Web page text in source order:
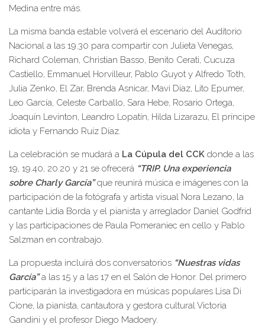
Medina entre más.
La misma banda estable volverá el escenario del Auditorio
Nacional a las 19.30 para compartir con Julieta Venegas,
Richard Coleman, Christian Basso, Benito Cerati, Cucuza
Castiello, Emmanuel Horvilleur, Pablo Guyot y Alfredo Toth,
Julia Zenko, El Zar, Brenda Asnicar, Mavi Díaz, Lito Epumer,
Leo García, Celeste Carballo, Sara Hebe, Rosario Ortega,
Joaquín Levinton, Leandro Lopatín, Hilda Lizarazu, El príncipe
idiota y Fernando Ruíz Díaz.
La celebración se mudará a La Cúpula del CCK donde a las
19, 19.40, 20.20 y 21 se ofrecerá “TRIP. Una experiencia
sobre Charly García”que reunirá música e imágenes con la
participación de la fotógrafa y artista visual Nora Lezano, la
cantante Lidia Borda y el pianista y arreglador Daniel Godfrid
y las participaciones de Paula Pomeraniec en cello y Pablo
Salzman en contrabajo.
La propuesta incluirá dos conversatorios “Nuestras vidas
García”a las 15 y a las 17 en el Salón de Honor. Del primero
participarán la investigadora en músicas populares Lisa Di
Cione, la pianista, cantautora y gestora cultural Victoria
Gandini y el profesor Diego Madoery.